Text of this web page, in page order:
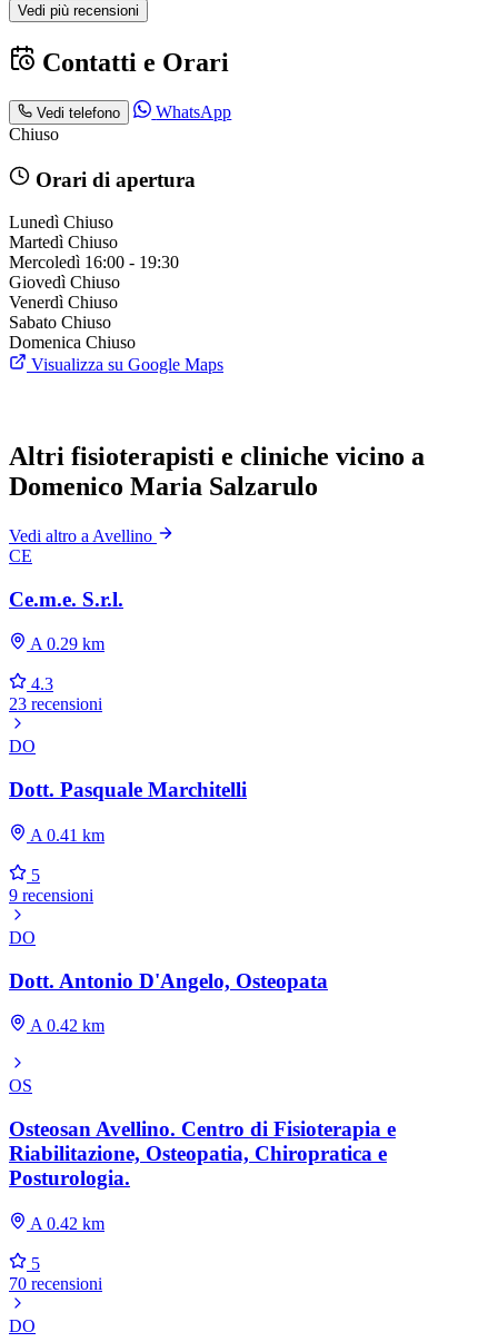
Vedi più recensioni
Contatti e Orari
Vedi telefono
WhatsApp
Chiuso
Orari di apertura
Lunedì Chiuso
Martedì Chiuso
Mercoledì 16:00 - 19:30
Giovedì Chiuso
Venerdì Chiuso
Sabato Chiuso
Domenica Chiuso
Visualizza su Google Maps
Altri fisioterapisti e cliniche vicino a
Domenico Maria Salzarulo
Vedi altro a Avellino
CE
Ce.m.e. S.r.l.
A 0.29 km
4.3
23 recensioni
DO
Dott. Pasquale Marchitelli
A 0.41 km
5
9 recensioni
DO
Dott. Antonio D'Angelo, Osteopata
A 0.42 km
OS
Osteosan Avellino. Centro di Fisioterapia e
Riabilitazione, Osteopatia, Chiropratica e
Posturologia.
A 0.42 km
5
70 recensioni
DO